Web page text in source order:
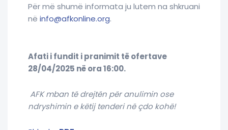
Për më shumë informata ju lutem na shkruani
në info@afkonline.org.
Afati i fundit i pranimit të ofertave
28/04/2025 në ora 16:00.
AFK mban të drejtën për anulimin ose
ndryshimin e këtij tenderi në çdo kohë!